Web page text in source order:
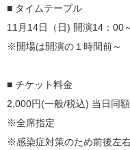
■ タイムテーブル
11月14日（日) 開演14：00
※開場は開演の１時間前～
■ チケット料金
2,000円(一般/税込) 当日同額
※全席指定
※感染症対策のため前後左